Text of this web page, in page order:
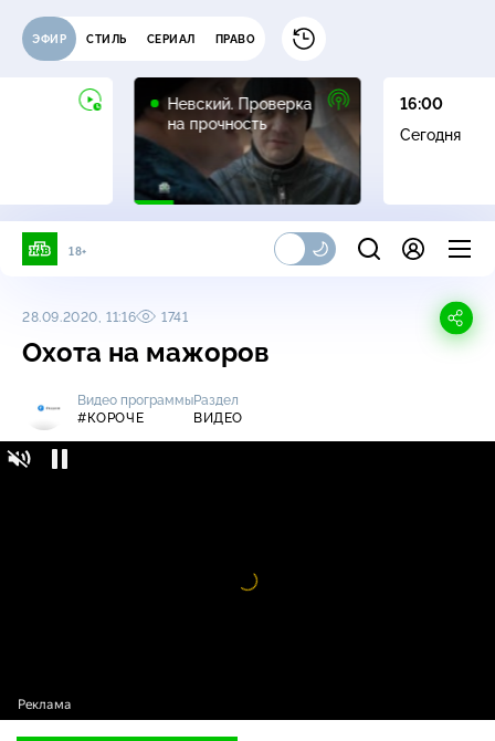
ЭФИР СТИЛЬ СЕРИАЛ ПРАВО
Невский. Проверка
на прочность
16+
16:00
Сегодня
18+
28.09.2020, 11:16 1741
Охота на мажоров
Видео программы
#КОРОЧЕ
Раздел
ВИДЕО
Видео
проигрыватель
Охота на мажоров